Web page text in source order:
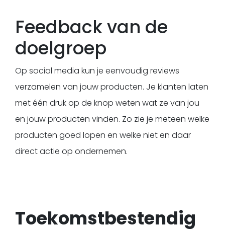
Feedback van de
doelgroep
Op social media kun je eenvoudig reviews
verzamelen van jouw producten. Je klanten laten
met één druk op de knop weten wat ze van jou
en jouw producten vinden. Zo zie je meteen welke
producten goed lopen en welke niet en daar
direct actie op ondernemen.
Toekomstbestendig